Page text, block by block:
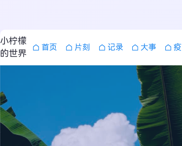
小柠檬
的世界
首页 片刻 记录 大事